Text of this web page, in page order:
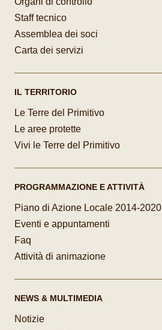
Staff tecnico
Assemblea dei soci
Carta dei servizi
IL TERRITORIO
Le Terre del Primitivo
Le aree protette
Vivi le Terre del Primitivo
PROGRAMMAZIONE E ATTIVITÀ
Piano di Azione Locale 2014-2020
Eventi e appuntamenti
Faq
Attività di animazione
NEWS & MULTIMEDIA
Notizie